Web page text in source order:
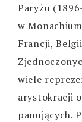
Paryżu
w
Francji,
wiele
arystokracji
panujących.